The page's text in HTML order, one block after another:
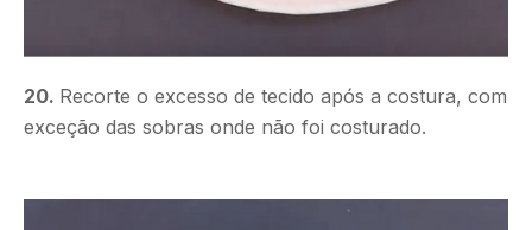
20. Recorte o excesso de tecido após a costura, com
exceção das sobras onde não foi costurado.